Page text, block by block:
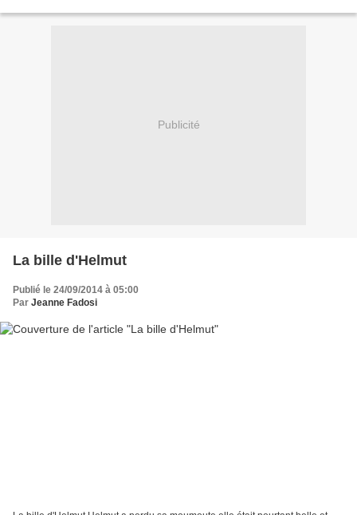
Publicité
La bille d'Helmut
Publié le 24/09/2014 à 05:00
Par Jeanne Fadosi